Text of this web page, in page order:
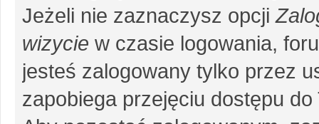
Jeżeli nie zaznaczysz opcji
wizycie w czasie logowania,
jesteś zalogowany tylko przez
zapobiega przejęciu dostępu